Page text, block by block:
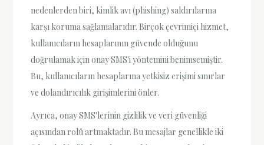
nedenlerden biri, kimlik avı (phishing) saldırılarına
karşı koruma sağlamalarıdır. Birçok çevrimiçi hizmet,
kullanıcıların hesaplarının güvende olduğunu
doğrulamak için onay SMS'i yöntemini benimsemiştir.
Bu, kullanıcıların hesaplarına yetkisiz erişimi sınırlar
ve dolandırıcılık girişimlerini önler.
Ayrıca, onay SMS'lerinin gizlilik ve veri güvenliği
açısından rolü artmaktadır. Bu mesajlar genellikle iki